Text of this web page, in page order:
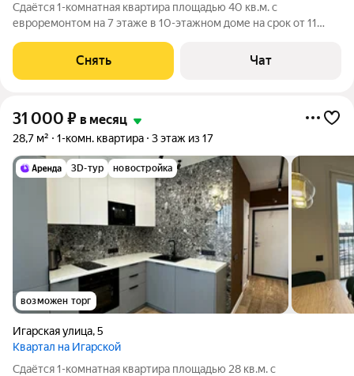
Сдаётся 1-комнатная квартира площадью 40 кв.м. с
евроремонтом на 7 этаже в 10-этажном доме на срок от 11
Холодильник Микроволновка Дом - монолитный, окна выходят
во двор. В подъезде 1 лифт - 1
Снять Чат
31 000 ₽ в месяц
28,7 м² 1-комн. квартира 3 этаж из 17
3D-тур новостройка
возможен торг
Игарская улица,5
Квартал на Игарской
Сдаётся 1-комнатная квартира площадью 28 кв.м. с